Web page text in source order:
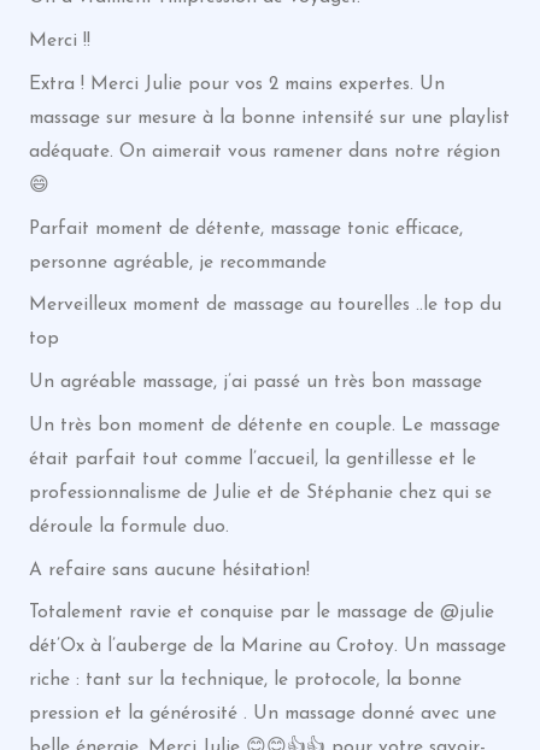
Merci !!
Extra ! Merci Julie pour vos 2 mains expertes. Un
massage sur mesure à la bonne intensité sur une playlist
adéquate. On aimerait vous ramener dans notre région
😄
Parfait moment de détente, massage tonic efficace,
personne agréable, je recommande
Merveilleux moment de massage au tourelles ..le top du
top
Un agréable massage, j’ai passé un très bon massage
Un très bon moment de détente en couple. Le massage
était parfait tout comme l’accueil, la gentillesse et le
professionnalisme de Julie et de Stéphanie chez qui se
déroule la formule duo.
A refaire sans aucune hésitation!
Totalement ravie et conquise par le massage de @julie
dét’Ox à l’auberge de la Marine au Crotoy. Un massage
riche : tant sur la technique, le protocole, la bonne
pression et la générosité . Un massage donné avec une